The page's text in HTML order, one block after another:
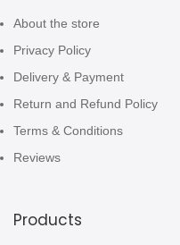
About the store
Privacy Policy
Delivery & Payment
Return and Refund Policy
Terms & Conditions
Reviews
Products